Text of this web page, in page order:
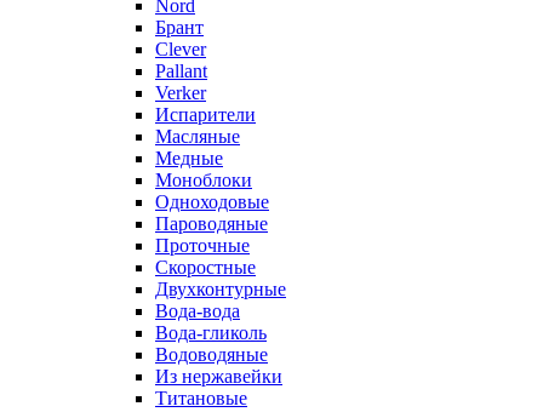
Nord
Брант
Clever
Pallant
Verker
Испарители
Масляные
Медные
Моноблоки
Одноходовые
Пароводяные
Проточные
Скоростные
Двухконтурные
Вода-вода
Вода-гликоль
Водоводяные
Из нержавейки
Титановые